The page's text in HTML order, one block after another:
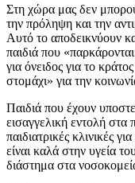
Στη χώρα μας δεν
την πρόληψη και την
Αυτό το αποδεικνύουν
παιδιά που
για όνειδος για το
στομάχι» για την
Παιδιά που έχουν
εισαγγελική εντολή στα
παιδιατρικές κλινικές
είναι καλά στην υγεία
διάστημα στα